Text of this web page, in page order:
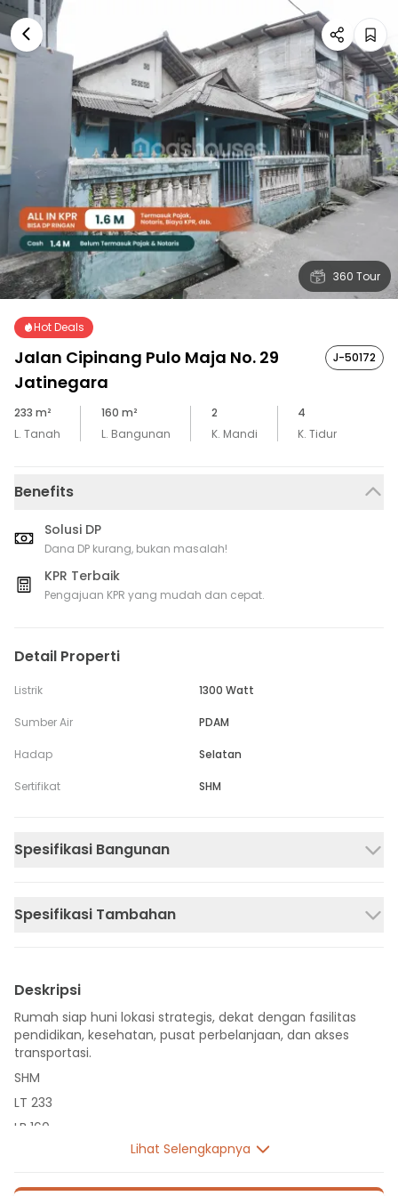
360 Tour
Hot Deals
Jalan Cipinang Pulo Maja No. 29
Jatinegara
J-50172
233 m²
L. Tanah
160 m²
L. Bangunan
2
K. Mandi
4
K. Tidur
Benefits
Solusi DP
Dana DP kurang, bukan masalah!
KPR Terbaik
Pengajuan KPR yang mudah dan cepat.
Detail Properti
Listrik 1300 Watt
Sumber Air PDAM
Hadap Selatan
Sertifikat SHM
Spesifikasi Bangunan
Spesifikasi Tambahan
Deskripsi
Rumah siap huni lokasi strategis, dekat dengan fasilitas
pendidikan, kesehatan, pusat perbelanjaan, dan akses
transportasi.
SHM
LT 233
LB 160
Lihat Selengkapnya